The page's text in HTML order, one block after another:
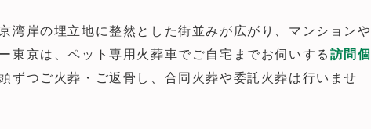
湾岸の埋立地に整然とした街並みが広がり、マンションや
東京は、ペット専用火葬車でご自宅までお伺いする 訪問個
ずつご火葬・ご返骨し、合同火葬や委託火葬は行いませ